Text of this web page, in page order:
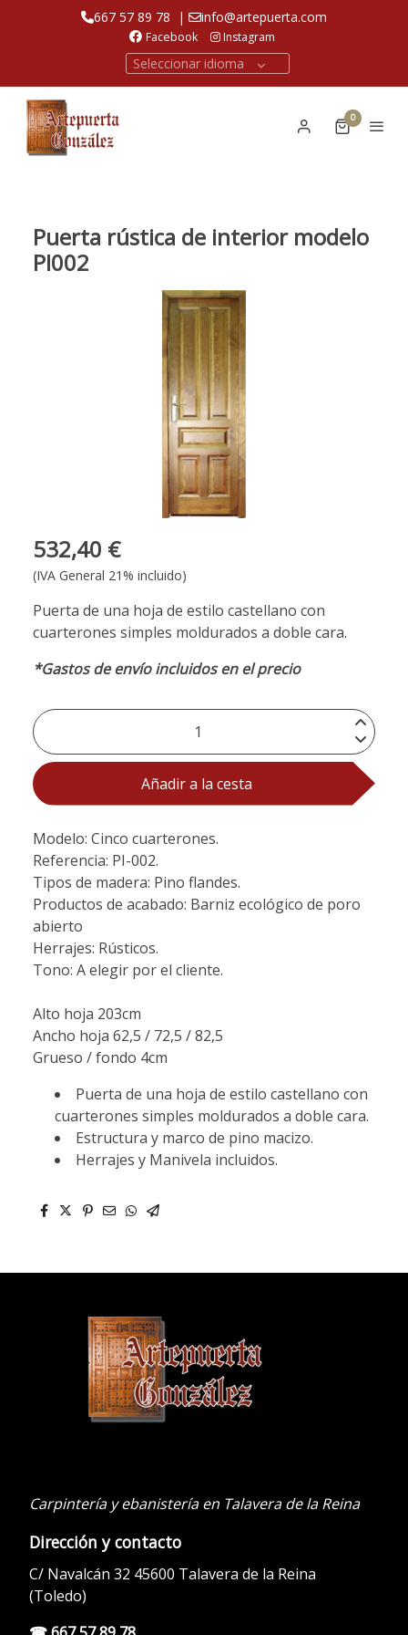
667 57 89 78 | info@artepuerta.com
Facebook Instagram
Seleccionar idioma
0
Puerta rústica de interior modelo
PI002
532,40 €
(IVA General 21% incluido)
Puerta de una hoja de estilo castellano con
cuarterones simples moldurados a doble cara.
*Gastos de envío incluidos en el precio
Añadir a la cesta
Modelo: Cinco cuarterones.
Referencia: PI-002.
Tipos de madera: Pino flandes.
Productos de acabado: Barniz ecológico de poro
abierto
Herrajes: Rústicos.
Tono: A elegir por el cliente.
Alto hoja 203cm
Ancho hoja 62,5 / 72,5 / 82,5
Grueso / fondo 4cm
Puerta de una hoja de estilo castellano con
cuarterones simples moldurados a doble cara.
Estructura y marco de pino macizo.
Herrajes y Manivela incluidos.
Carpintería y ebanistería en Talavera de la Reina
Dirección y contacto
C/ Navalcán 32 45600 Talavera de la Reina
(Toledo)